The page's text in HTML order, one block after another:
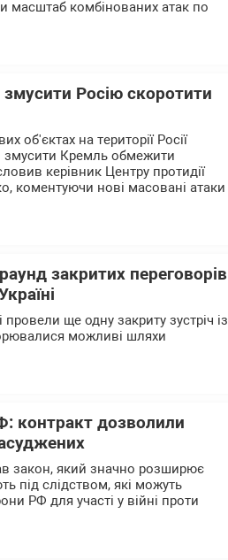
масштаб комбінованих атак по
Росію скоротити
об'єктах на території Росії
Кремль обмежити
керівник Центру протидії
коментуючи нові масовані атаки
закритих переговорів
ще одну закриту зустріч із
можливі шляхи
контракт дозволили
закон, який значно розширює
під слідством, які можуть
РФ для участі у війні проти